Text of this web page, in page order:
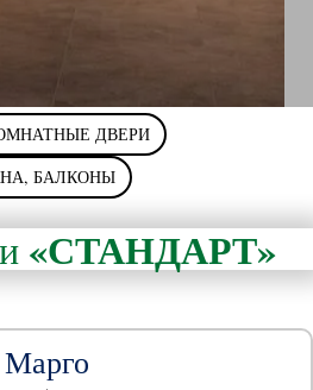
ДВЕРИ
БАЛКОНЫ
«СТАНДАРТ»
Марго